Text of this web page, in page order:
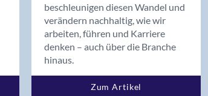
beschleunigen diesen Wandel und
verändern nachhaltig, wie wir
arbeiten, führen und Karriere
denken – auch über die Branche
hinaus.
Zum Artikel